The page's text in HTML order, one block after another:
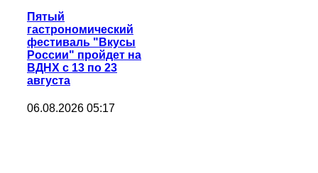
Пятый
гастрономический
фестиваль "Вкусы
России" пройдет на
ВДНХ с 13 по 23
августа
06.08.2026 05:17